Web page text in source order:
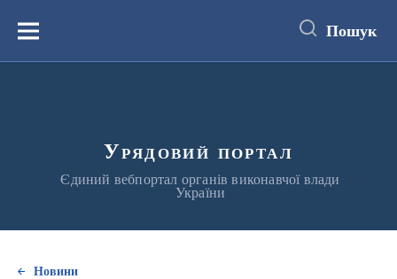
вмістуМеню Пошук
Урядовий портал
Єдиний вебпортал органів виконавчої влади
України
Новини